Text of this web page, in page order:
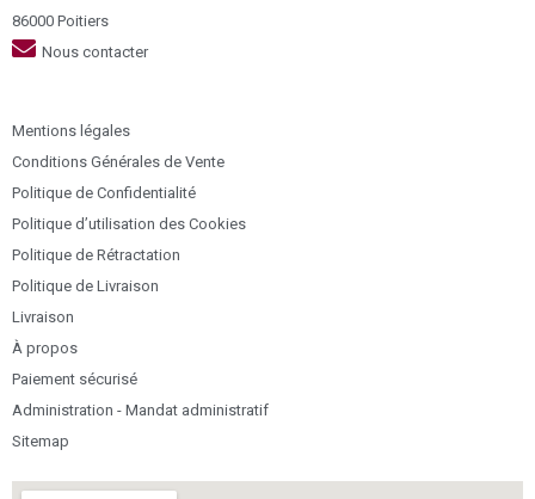
86000 Poitiers
Nous contacter
Mentions légales
Conditions Générales de Vente
Politique de Confidentialité
Politique d’utilisation des Cookies
Politique de Rétractation
Politique de Livraison
Livraison
À propos
Paiement sécurisé
Administration - Mandat administratif
Sitemap